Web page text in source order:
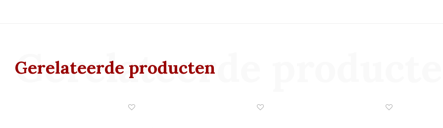
Gerelateerde producten
Gerelateerde producten